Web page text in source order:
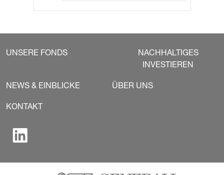
UNSERE FONDS
NACHHALTIGES
INVESTIEREN
NEWS & EINBLICKE ÜBER UNS
KONTAKT